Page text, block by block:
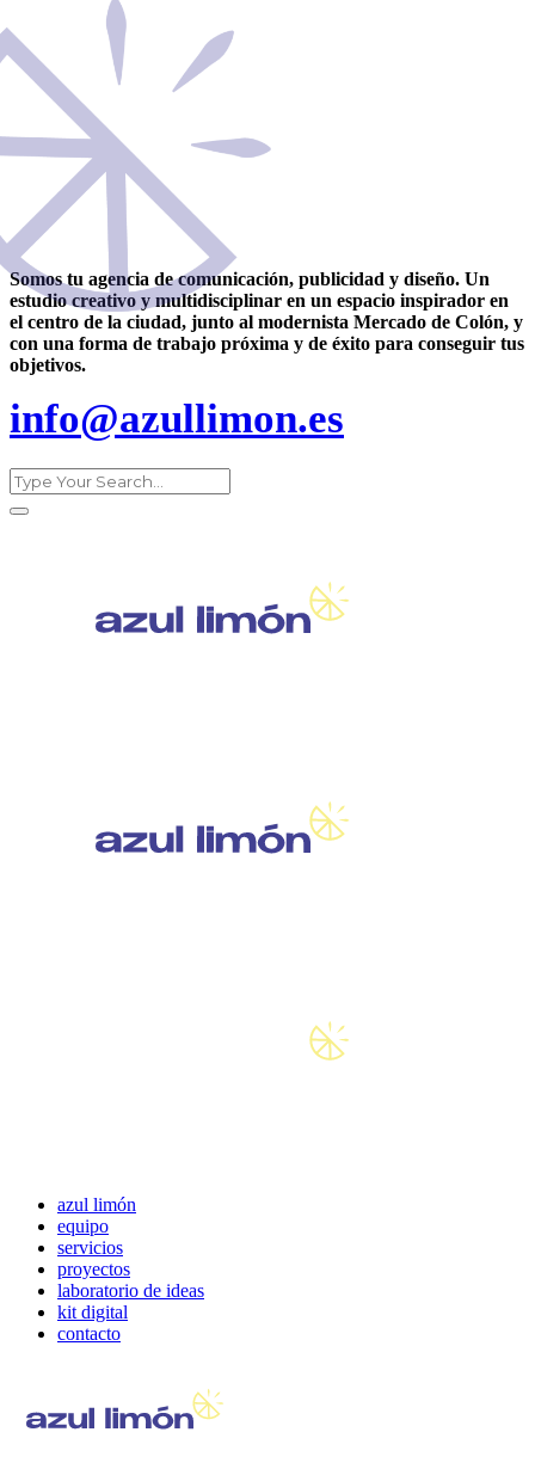
Somos tu agencia de comunicación, publicidad y diseño. Un
estudio creativo y multidisciplinar en un espacio inspirador en
el centro de la ciudad, junto al modernista Mercado de Colón, y
con una forma de trabajo próxima y de éxito para conseguir tus
objetivos.
info@azullimon.es
azul limón
equipo
servicios
proyectos
laboratorio de ideas
kit digital
contacto